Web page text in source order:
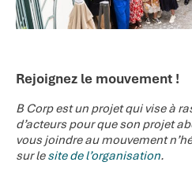
Rejoignez le mouvement !
B Corp est un projet qui vise à
d’acteurs pour que son projet
vous joindre au mouvement
sur lesite de l’organisation.